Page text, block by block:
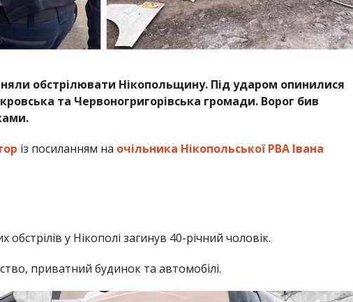
обстрілювати Нікопольщину. Під ударом опинилися
та Червоногригорівська громади. Ворог бив
із посиланням на очільника Нікопольської РВА Івана
обстрілів у Нікополі загинув 40-річний чоловік.
приватний будинок та автомобілі.